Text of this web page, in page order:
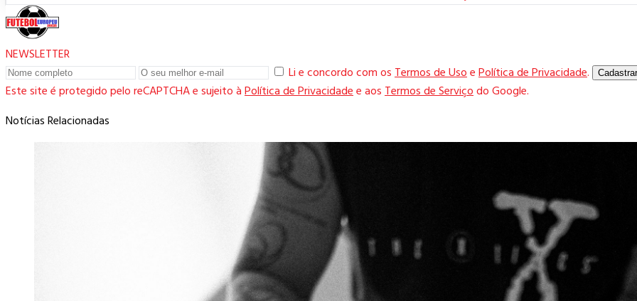
NEWSLETTER
Li e concordo com osTermos de UsoePolítica de Privacidade. Cadastrar
Este site é protegido pelo reCAPTCHA e sujeito àPolítica de Privacidadee aosTermos de Serviçodo Google.
Notícias Relacionadas